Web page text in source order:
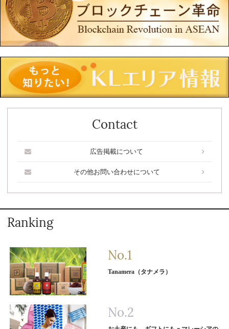
Contact
広告掲載について
その他お問い合わせについて
Ranking
Tanamera（タナメラ）